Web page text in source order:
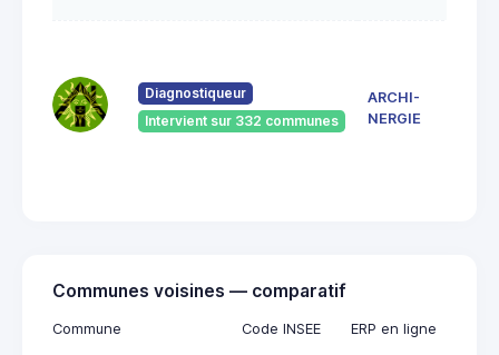
Diagnostiqueur
Intervient sur 332 communes
ARCHI-
NERGIE
Communes voisines — comparatif
Commune Code INSEE ERP en ligne